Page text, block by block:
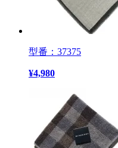
型番：37375
¥4,980